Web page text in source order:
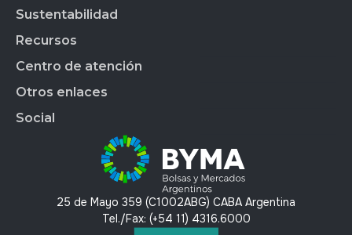
Indices
Soluciones Tecnológicas
OMS
Anima
BYMADATA
BYMA DIGITAL
BYMALAB
Gobierno Corporativo
Acción de BYMA
Hechos Relevantes
Calendario Anual de RI
Grupo BYMA
Nuestra gente
Trabajá en BYMA
APLICAR
BYMA VENTURES
Sustentabilidad
Reportes
Gestión Interna
Índice de Sustentabilidad
Panel de Bonos SVS
Panel de Bonos VS
Mercado Voluntario de Carbono
Recursos
BYMA Newsroom
Kit de Prensa BYMA
Centro de atención
Contacto
Preguntas Frecuentes
Otros enlaces
T´érminos y condiciones
Política de privacidad y protección de datos
Social
Youtube25 de Mayo 359 (C1002ABG) CABA Argentina
Tel./Fax: (+54 11) 4316.6000